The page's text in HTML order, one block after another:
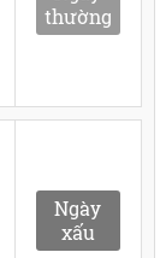
thường
Ngày
xấu